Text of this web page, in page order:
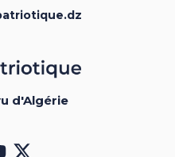
d'Algérie